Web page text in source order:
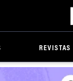
REVISTAS